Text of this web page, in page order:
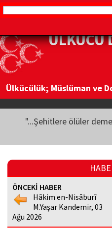
ÜLKÜCÜ
Ülkücülük; Müslüman ve
"...Şehitlere ölüler
ÖNCEKİ HABER
Hâkim en-Nisâburî
M.Yaşar Kandemir, 03
Ağu 2026